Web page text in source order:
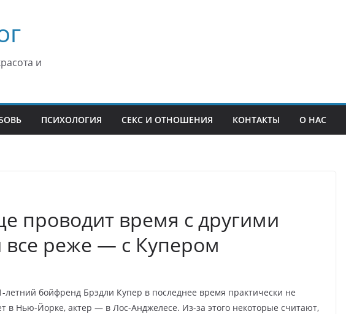
и
ПСИХОЛОГИЯ СЕКС И ОТНОШЕНИЯ КОНТАКТЫ О НАС
проводит время с другими
реже — с Купером
бойфренд Брэдли Купер в последнее время практически не
в Нью-Йорке, актер — в Лос-Анджелесе. Из-за этого некоторые считают,